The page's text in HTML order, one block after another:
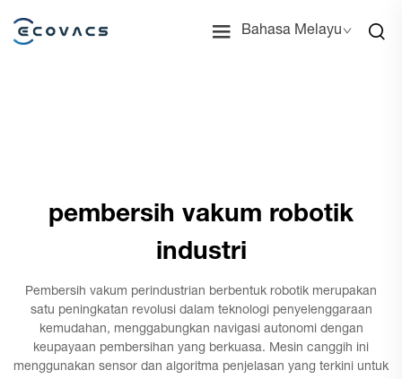
Bahasa Melayu
pembersih vakum robotik
industri
Pembersih vakum perindustrian berbentuk robotik merupakan
satu peningkatan revolusi dalam teknologi penyelenggaraan
kemudahan, menggabungkan navigasi autonomi dengan
keupayaan pembersihan yang berkuasa. Mesin canggih ini
menggunakan sensor dan algoritma penjelasan yang terkini untuk